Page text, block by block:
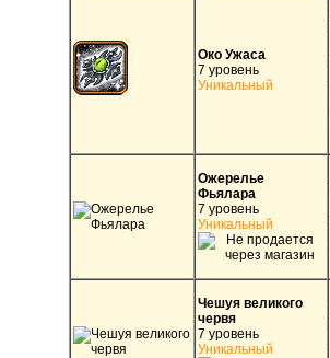
Око Ужаса
7 уровень
Уникальный
Ожерелье
Фьялара
7 уровень
Уникальный
Чешуя великого
червя
7 уровень
Уникальный